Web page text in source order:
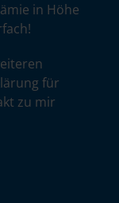
in Höhe
für
zu mir